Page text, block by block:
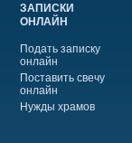
ЗАПИСКИ
ОНЛАЙН
Подать записку
онлайн
Поставить свечу
онлайн
Нужды храмов